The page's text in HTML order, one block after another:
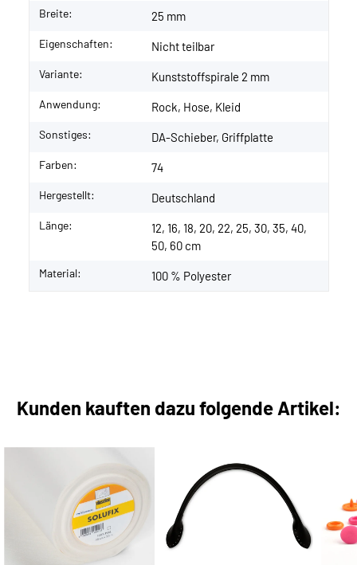
Breite: 25 mm
Eigenschaften: Nicht teilbar
Variante: Kunststoffspirale 2 mm
Anwendung: Rock, Hose, Kleid
Sonstiges: DA-Schieber, Griffplatte
Farben: 74
Hergestellt: Deutschland
Länge:
12, 16, 18, 20, 22, 25, 30, 35, 40,
50, 60 cm
Material: 100 % Polyester
Kunden kauften dazu folgende Artikel: